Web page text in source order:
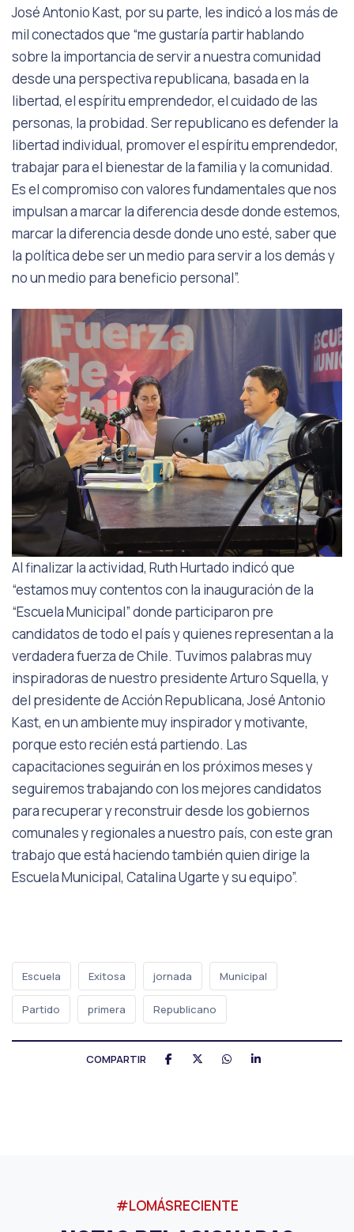
José Antonio Kast, por su parte, les indicó a los más de
mil conectados que “me gustaría partir hablando
sobre la importancia de servir a nuestra comunidad
desde una perspectiva republicana, basada en la
libertad, el espíritu emprendedor, el cuidado de las
personas, la probidad. Ser republicano es defender la
libertad individual, promover el espíritu emprendedor,
trabajar para el bienestar de la familia y la comunidad.
Es el compromiso con valores fundamentales que nos
impulsan a marcar la diferencia desde donde estemos,
marcar la diferencia desde donde uno esté, saber que
la política debe ser un medio para servir a los demás y
no un medio para beneficio personal”.
Al finalizar la actividad, Ruth Hurtado indicó que
“estamos muy contentos con la inauguración de la
“Escuela Municipal” donde participaron pre
candidatos de todo el país y quienes representan a la
verdadera fuerza de Chile. Tuvimos palabras muy
inspiradoras de nuestro presidente Arturo Squella, y
del presidente de Acción Republicana, José Antonio
Kast, en un ambiente muy inspirador y motivante,
porque esto recién está partiendo. Las
capacitaciones seguirán en los próximos meses y
seguiremos trabajando con los mejores candidatos
para recuperar y reconstruir desde los gobiernos
comunales y regionales a nuestro país, con este gran
trabajo que está haciendo también quien dirige la
Escuela Municipal, Catalina Ugarte y su equipo”.
Escuela Exitosa jornada Municipal
Partido primera Republicano
COMPARTIR
#LOMÁSRECIENTE